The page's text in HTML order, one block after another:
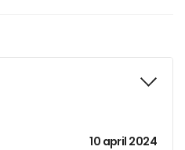
10 april 2024